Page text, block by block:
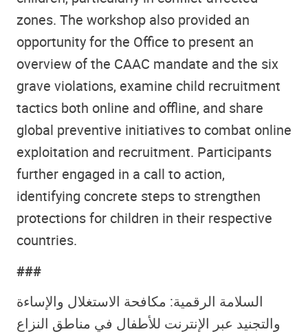
zones. The workshop also provided an
opportunity for the Office to present an
overview of the CAAC mandate and the six
grave violations, examine child recruitment
tactics both online and offline, and share
global preventive initiatives to combat online
exploitation and recruitment. Participants
further engaged in a call to action,
identifying concrete steps to strengthen
protections for children in their respective
countries.
###
السلامة الرقمية: مكافحة الاستغلال والإساءة
والتجنيد عبر الإنترنت للأطفال في مناطق النزاع